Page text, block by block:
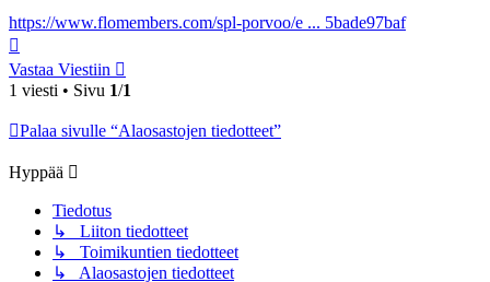
https://www.flomembers.com/spl-porvoo/e ... 5bade97baf
Vastaa Viestiin
1 viesti • Sivu 1/1
Palaa sivulle “Alaosastojen tiedotteet”
Hyppää
Tiedotus
↳ Liiton tiedotteet
↳ Toimikuntien tiedotteet
↳ Alaosastojen tiedotteet